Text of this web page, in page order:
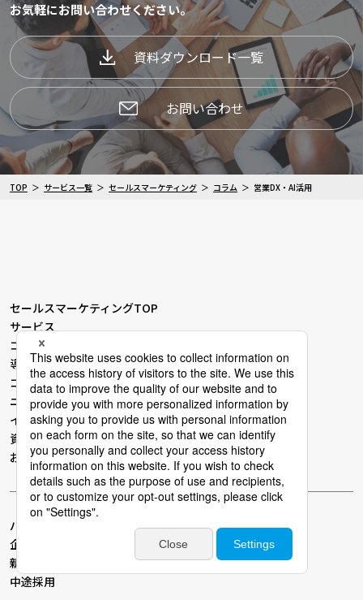
お気軽にお問い合わせください。
資料ダウンロード一覧
お問い合わせ
TOP サービス一覧 セールスマーケティング コラム 営業DX・AI活用
セールスマーケティングTOP
サービス
コンセプト
導入事例
コラム
ニュース
イベント・セミナー
資料ダウンロード
お問い合わせ
パーソルビジネスプロセスデザインTOP
企業情報
新卒採用
中途採用